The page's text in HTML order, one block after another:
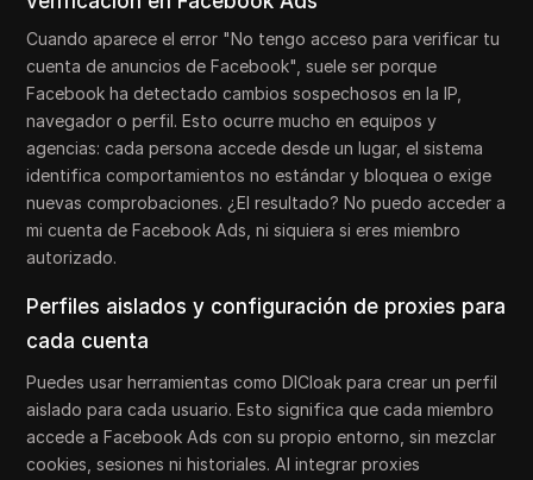
Cuando aparece el error "No tengo acceso para verificar tu
cuenta de anuncios de Facebook", suele ser porque
Facebook ha detectado cambios sospechosos en la IP,
navegador o perfil. Esto ocurre mucho en equipos y
agencias: cada persona accede desde un lugar, el sistema
identifica comportamientos no estándar y bloquea o exige
nuevas comprobaciones. ¿El resultado? No puedo acceder a
mi cuenta de Facebook Ads, ni siquiera si eres miembro
autorizado.
Perfiles aislados y configuración de proxies para
cada cuenta
Puedes usar herramientas como DICloak para crear un perfil
aislado para cada usuario. Esto significa que cada miembro
accede a Facebook Ads con su propio entorno, sin mezclar
cookies, sesiones ni historiales. Al integrar proxies